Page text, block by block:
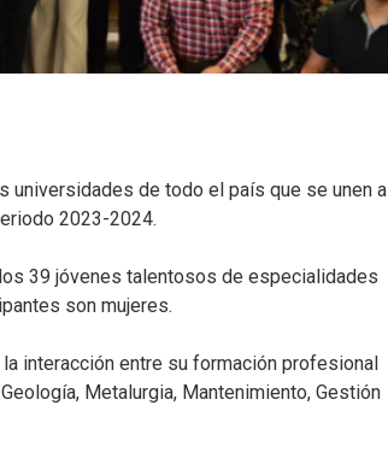
universidades de todo el país que se unen a
2023-2024.
39 jóvenes talentosos de especialidades
son mujeres.
interacción entre su formación profesional
Metalurgia, Mantenimiento, Gestión